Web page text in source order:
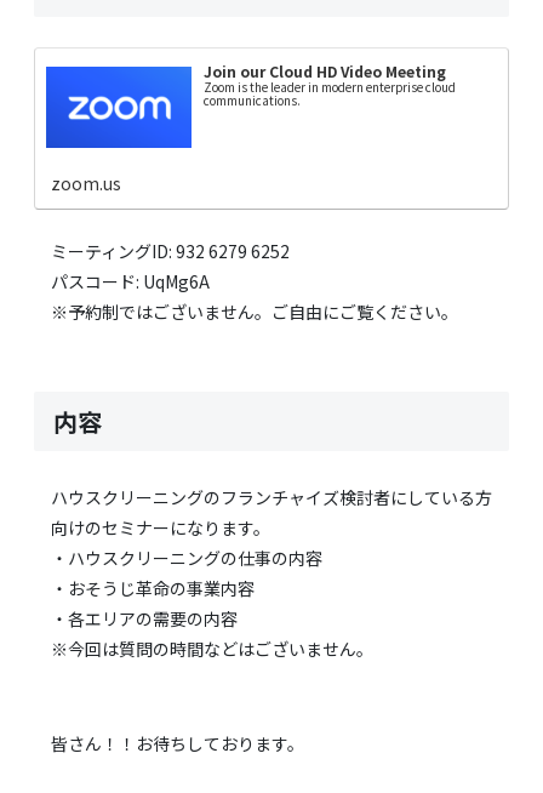
Join our Cloud HD Video Meeting
Zoom is the leader in modern enterprise cloud
communications.
zoom.us
ミーティングID: 932 6279 6252
パスコード: UqMg6A
※予約制ではございません。ご自由にご覧ください。
内容
ハウスクリーニングのフランチャイズ検討者にしている方
向けのセミナーになります。
・ハウスクリーニングの仕事の内容
・おそうじ革命の事業内容
・各エリアの需要の内容
※今回は質問の時間などはございません。
皆さん！！お待ちしております。